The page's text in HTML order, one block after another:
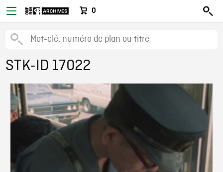
0
STK-ID 17022